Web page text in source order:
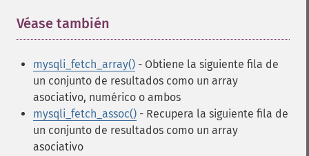
Véase también
mysqli_fetch_array() - Obtiene la siguiente fila de
un conjunto de resultados como un array
asociativo, numérico o ambos
mysqli_fetch_assoc() - Recupera la siguiente fila de
un conjunto de resultados como un array
asociativo